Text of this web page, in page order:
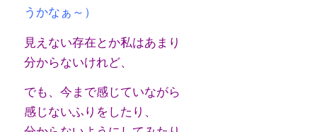
うかなぁ～）
見えない存在とか私はあまり
分からないけれど、
でも、今まで感じていながら
感じないふりをしたり、